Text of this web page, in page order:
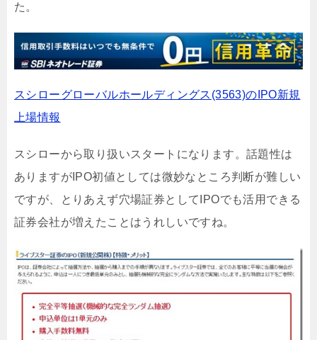
た。
スシローグローバルホールディングス(3563)のIPO新規
上場情報
スシローから取り扱いスタートになります。話題性は
ありますがIPO初値としては微妙なところ判断が難しい
ですが、とりあえず穴場証券としてIPOでも活用できる
証券会社が増えたことはうれしいですね。